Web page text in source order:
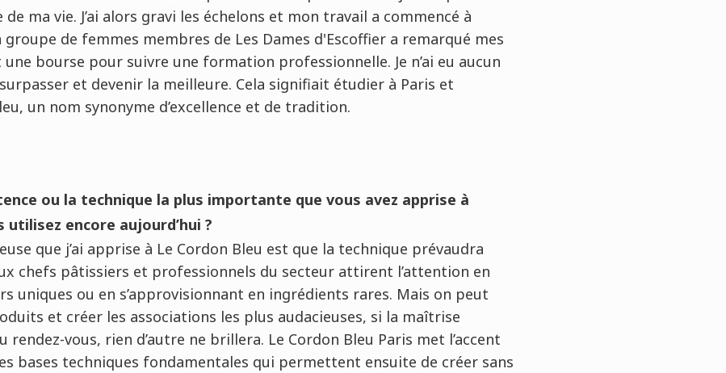
ma vie. J’ai alors gravi les échelons et mon travail a commencé à
de femmes membres de Les Dames d'Escoffier a remarqué mes
une bourse pour suivre une formation professionnelle. Je n’ai eu aucun
et devenir la meilleure. Cela signifiait étudier à Paris et
un nom synonyme d’excellence et de tradition.
ou la technique la plus importante que vous avez apprise à
encore aujourd’hui ?
que j’ai apprise à Le Cordon Bleu est que la technique prévaudra
chefs pâtissiers et professionnels du secteur attirent l’attention en
uniques ou en s’approvisionnant en ingrédients rares. Mais on peut
et créer les associations les plus audacieuses, si la maîtrise
rendez-vous, rien d’autre ne brillera. Le Cordon Bleu Paris met l’accent
bases techniques fondamentales qui permettent ensuite de créer sans